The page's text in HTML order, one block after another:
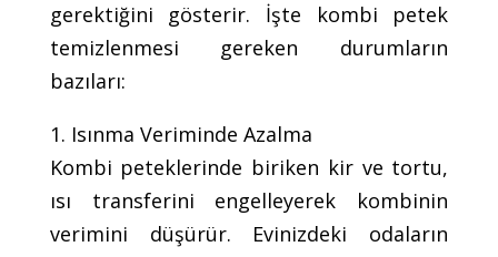
gerektiğini gösterir. İşte kombi petek
temizlenmesi gereken durumların
bazıları:
1. Isınma Veriminde Azalma
Kombi peteklerinde biriken kir ve tortu,
ısı transferini engelleyerek kombinin
verimini düşürür. Evinizdeki odaların